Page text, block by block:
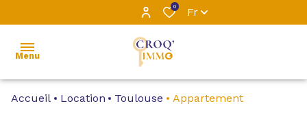
0 Fr
Menu
Accueil Location Toulouse Appartement